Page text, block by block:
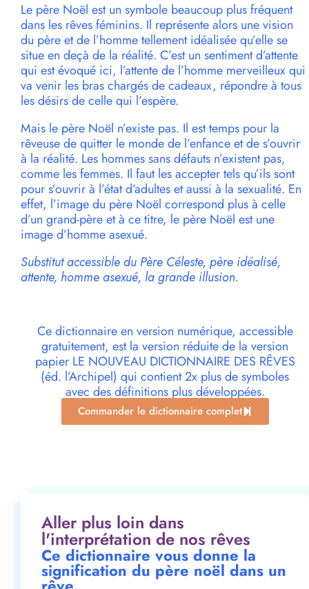
Le père Noël est un symbole beaucoup plus fréquent
dans les rêves féminins. Il représente alors une vision
du père et de l’homme tellement idéalisée qu’elle se
situe en deçà de la réalité. C’est un sentiment d’attente
qui est évoqué ici, l’attente de l’homme merveilleux qui
va venir les bras chargés de cadeaux, répondre à tous
les désirs de celle qui l’espère.
Mais le père Noël n’existe pas. Il est temps pour la
rêveuse de quitter le monde de l’enfance et de s’ouvrir
à la réalité. Les hommes sans défauts n’existent pas,
comme les femmes. Il faut les accepter tels qu’ils sont
pour s’ouvrir à l’état d’adultes et aussi à la sexualité. En
effet, l’image du père Noël correspond plus à celle
d’un grand-père et à ce titre, le père Noël est une
image d’homme asexué.
Substitut accessible du Père Céleste, père idéalisé,
attente, homme asexué, la grande illusion.
Ce dictionnaire en version numérique, accessible
gratuitement, est la version réduite de la version
papier LE NOUVEAU DICTIONNAIRE DES RÊVES
(éd. l’Archipel) qui contient 2x plus de symboles
avec des définitions plus développées.
Commander le dictionnaire complet
Aller plus loin dans
l'interprétation de nos rêves
Ce dictionnaire vous donne la
signification du père noël dans un